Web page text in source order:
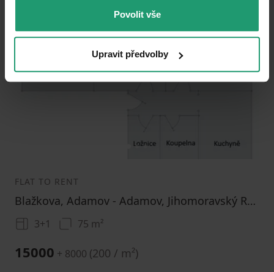
Povolit vše
Upravit předvolby
FLAT TO RENT
Blažkova, Adamov - Adamov, Jihomoravský Region
3+1 75 m²
15000 + 8000 (200 / m²)